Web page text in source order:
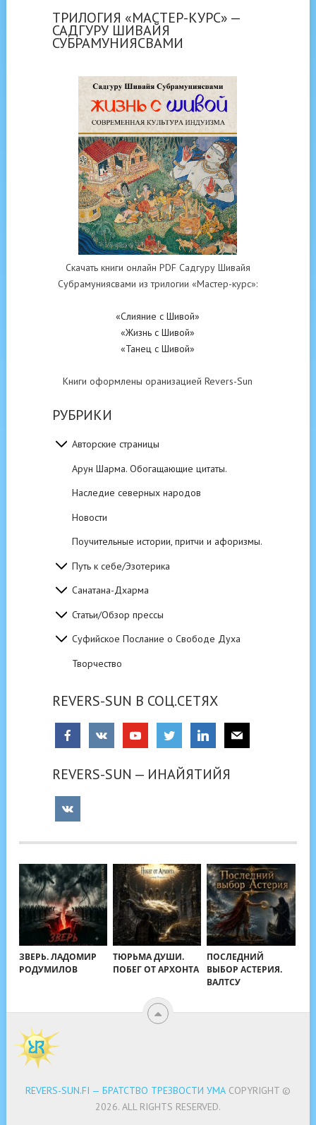
ТРИЛОГИЯ «МАСТЕР-КУРС» —
САДГУРУ ШИВАЙЯ
СУБРАМУНИЯСВАМИ
Скачать книги онлайн PDF Садгуру Шивайя
Субрамуниясвами из трилогии «Мастер-курс»:
«Слияние с Шивой»
«Жизнь с Шивой»
«Танец с Шивой»
Книги оформлены оранизацией Revers-Sun
РУБРИКИ
Авторские страницы
Арун Шарма. Обогащающие цитаты.
Наследие северных народов
Новости
Поучительные истории, притчи и афоризмы.
Путь к себе/Эзотерика
Санатана-Дхарма
Статьи/Обзор прессы
Суфийское Послание о Свободе Духа
Творчество
REVERS-SUN В СОЦ.СЕТЯХ
REVERS-SUN — ИНАЙЯТИЙЯ
ЗВЕРЬ. ЛАДОМИР
РОДУМИЛОВ
ТЮРЬМА ДУШИ.
ПОБЕГ ОТ АРХОНТА
ПОСЛЕДНИЙ
ВЫБОР АСТЕРИЯ.
ВАЛТСУ
REVERS-SUN.FI — БРАТСТВО ТРЕЗВОСТИ УМАCOPYRIGHT ©
2026. ALL RIGHTS RESERVED.